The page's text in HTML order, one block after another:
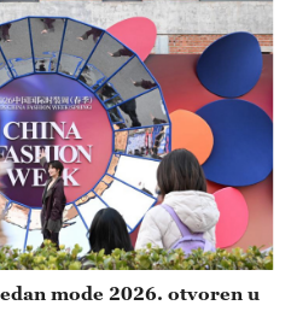
mode 2026. otvoren u